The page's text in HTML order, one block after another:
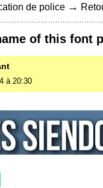
de police →
of this font
à 20:30